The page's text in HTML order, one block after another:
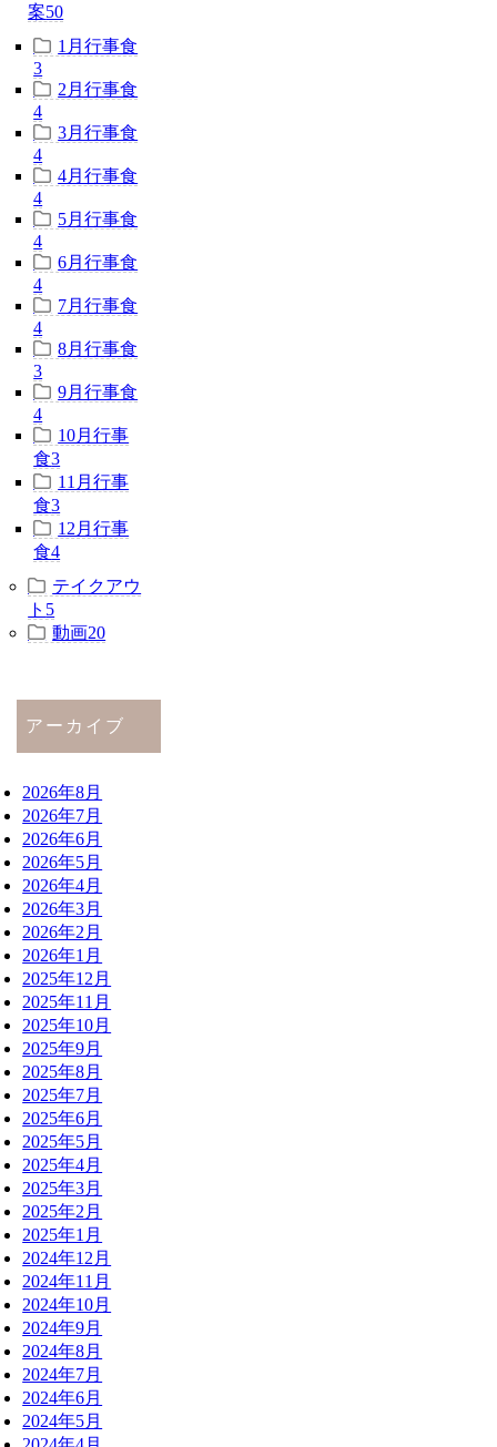
案50
1月行事食
3
2月行事食
4
3月行事食
4
4月行事食
4
5月行事食
4
6月行事食
4
7月行事食
4
8月行事食
3
9月行事食
4
10月行事
食3
11月行事
食3
12月行事
食4
テイクアウ
ト 5
動画20
アーカイブ
2026年8月
2026年7月
2026年6月
2026年5月
2026年4月
2026年3月
2026年2月
2026年1月
2025年12月
2025年11月
2025年10月
2025年9月
2025年8月
2025年7月
2025年6月
2025年5月
2025年4月
2025年3月
2025年2月
2025年1月
2024年12月
2024年11月
2024年10月
2024年9月
2024年8月
2024年7月
2024年6月
2024年5月